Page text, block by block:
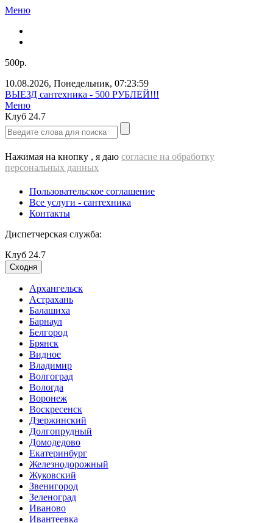
Меню
500р.
10.08.2026, Понедельник, 07:23:59
ВЫЕЗД cантехника - 500 РУБЛЕЙ!!!
Меню
Клуб 24.7
Нажимая на кнопку , я даю согласие на обработку
персональных данных
Пользовательское соглашение
Все услуги - cантехника
Контакты
Диспетчерская служба:
Клуб 24.7
Сходня
Архангельск
Астрахань
Балашиха
Барнаул
Белгород
Брянск
Видное
Владимир
Волгоград
Вологда
Воронеж
Воскресенск
Дзержинский
Долгопрудный
Домодедово
Екатеринбург
Железнодорожный
Жуковский
Звенигород
Зеленоград
Иваново
Ивантеевка